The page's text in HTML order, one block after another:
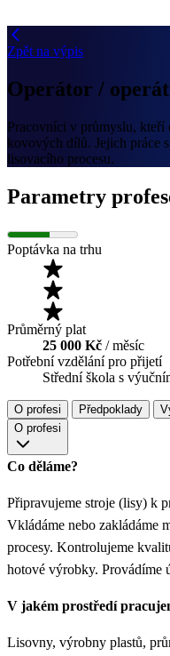
Zpět na výpis
Operátor /
Pracovníci v průmyslu,
kovových dílů. Jejich práce
lisovacího procesu.
Parametry
Poptávka na trhu
Průměrný plat
25 000 Kč / měsíc
Potřební vzdělání pro přijetí
Střední škola s
O profesi Předpoklady
O profesi
Co děláme?
Připravujeme stroje (lisy) k
Vkládáme nebo zakládáme
procesy. Kontrolujeme
hotové výrobky. Provádíme
V jakém prostředí
Lisovny, výrobny plastů,